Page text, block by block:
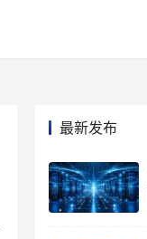
最新发布